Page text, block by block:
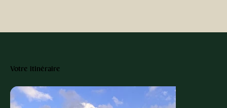
Votre itinéraire